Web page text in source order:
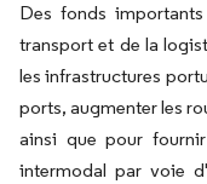
Des fonds
transport et de la
les infrastructures
ports, augmenter les
ainsi que pour
intermodal par voie